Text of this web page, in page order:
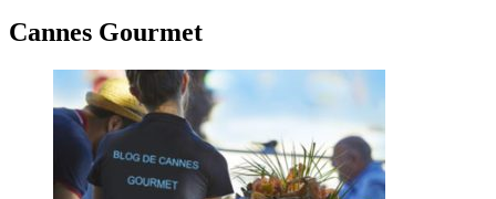
Cannes Gourmet